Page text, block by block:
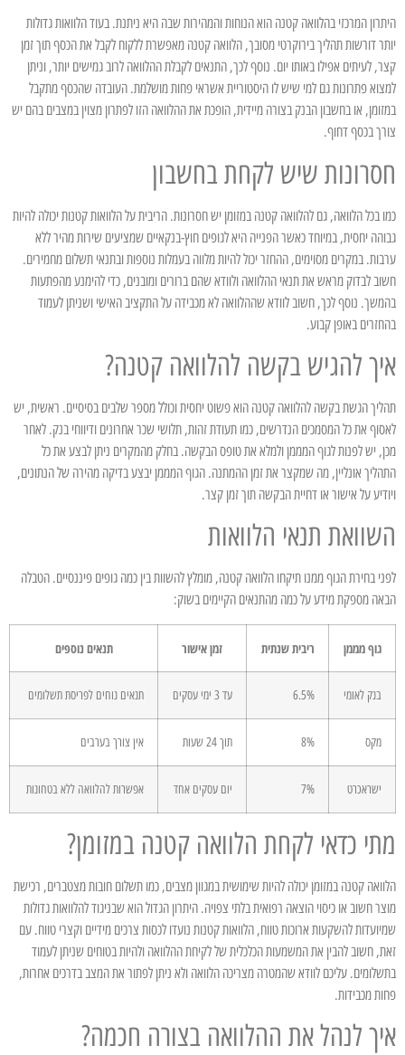
היתרון המרכזי בהלוואה קטנה הוא הנוחות והמהירות שבה היא ניתנת. בעוד הלוואות גדולות
יותר דורשות תהליך בירוקרטי מסובך, הלוואה קטנה מאפשרת ללקוח לקבל את הכסף תוך זמן
קצר, לעיתים אפילו באותו יום. נוסף לכך, התנאים לקבלת ההלוואה לרוב גמישים יותר, וניתן
למצוא פתרונות גם למי שיש לו היסטוריית אשראי פחות מושלמת. העובדה שהכסף מתקבל
במזומן, או בחשבון הבנק בצורה מיידית, הופכת את ההלוואה הזו לפתרון מצוין במצבים בהם יש
צורך בכסף דחוף.
חסרונות שיש לקחת בחשבון
כמו בכל הלוואה, גם להלוואה קטנה במזומן יש חסרונות. הריבית על הלוואות קטנות יכולה להיות
גבוהה יחסית, במיוחד כאשר הפנייה היא לגופים חוץ-בנקאיים שמציעים שירות מהיר ללא
ערבות. במקרים מסוימים, ההחזר יכול להיות מלווה בעמלות נוספות ובתנאי תשלום מחמירים.
חשוב לבדוק מראש את תנאי ההלוואה ולוודא שהם ברורים ומובנים, כדי להימנע מהפתעות
בהמשך. נוסף לכך, חשוב לוודא שההלוואה לא מכבידה על התקציב האישי ושניתן לעמוד
בהחזרים באופן קבוע.
איך להגיש בקשה להלוואה קטנה?
תהליך הגשת בקשה להלוואה קטנה הוא פשוט יחסית וכולל מספר שלבים בסיסיים. ראשית, יש
לאסוף את כל המסמכים הנדרשים, כמו תעודת זהות, תלושי שכר אחרונים ודיווחי בנק. לאחר
מכן, יש לפנות לגוף המממן ולמלא את טופס הבקשה. בחלק מהמקרים ניתן לבצע את כל
התהליך אונליין, מה שמקצר את זמן ההמתנה. הגוף המממן יבצע בדיקה מהירה של הנתונים,
ויודיע על אישור או דחיית הבקשה תוך זמן קצר.
השוואת תנאי הלוואות
לפני בחירת הגוף ממנו תיקחו הלוואה קטנה, מומלץ להשוות בין כמה גופים פיננסיים. הטבלה
הבאה מספקת מידע על כמה מהתנאים הקיימים בשוק:
גוף מממן ריבית שנתית זמן אישור תנאים נוספים
בנק לאומי 6.5% עד 3 ימי עסקים תנאים נוחים לפריסת תשלומים
מקס 8% תוך 24 שעות אין צורך בערבים
ישראכרט 7% יום עסקים אחד אפשרות להלוואה ללא בטחונות
מתי כדאי לקחת הלוואה קטנה במזומן?
הלוואה קטנה במזומן יכולה להיות שימושית במגוון מצבים, כמו תשלום חובות מצטברים, רכישת
מוצר חשוב או כיסוי הוצאה רפואית בלתי צפויה. היתרון הגדול הוא שבניגוד להלוואות גדולות
שמיועדות להשקעות ארוכות טווח, הלוואות קטנות נועדו לכסות צרכים מידיים וקצרי טווח. עם
זאת, חשוב להבין את המשמעות הכלכלית של לקיחת ההלוואה ולהיות בטוחים שניתן לעמוד
בתשלומים. עליכם לוודא שהמטרה מצריכה הלוואה ולא ניתן לפתור את המצב בדרכים אחרות,
פחות מכבידות.
איך לנהל את ההלוואה בצורה חכמה?